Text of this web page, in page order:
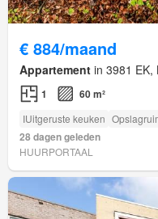
€ 884/maand
Appartement in 3981 EK,
1 60 m²
IUitgeruste keuken
28 dagen geleden
HUURPORTAAL